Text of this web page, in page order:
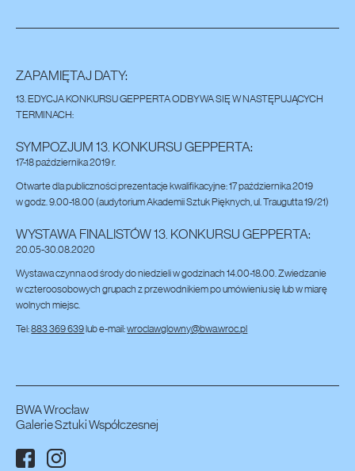
ZAPAMIĘTAJ DATY:
13. EDYCJA KONKURSU GEPPERTA ODBYWA SIĘ W NASTĘPUJĄCYCH
TERMINACH:
SYMPOZJUM 13. KONKURSU GEPPERTA:
17-18 października 2019 r.
Otwarte dla publiczności prezentacje kwalifikacyjne: 17 października 2019
w godz. 9.00-18.00 (audytorium Akademii Sztuk Pięknych, ul. Traugutta 19/21)
WYSTAWA FINALISTÓW 13. KONKURSU GEPPERTA:
20.05-30.08.2020
Wystawa czynna od środy do niedzieli w godzinach 14.00-18.00. Zwiedzanie
w czteroosobowych grupach z przewodnikiem po umówieniu się lub w miarę
wolnych miejsc.
Tel:883 369 639 lub e-mail:wroclawglowny@bwa.wroc.pl
Media społecznościowe:
FacebookInstagram
BWA Wrocław
Galerie Sztuki Współczesnej